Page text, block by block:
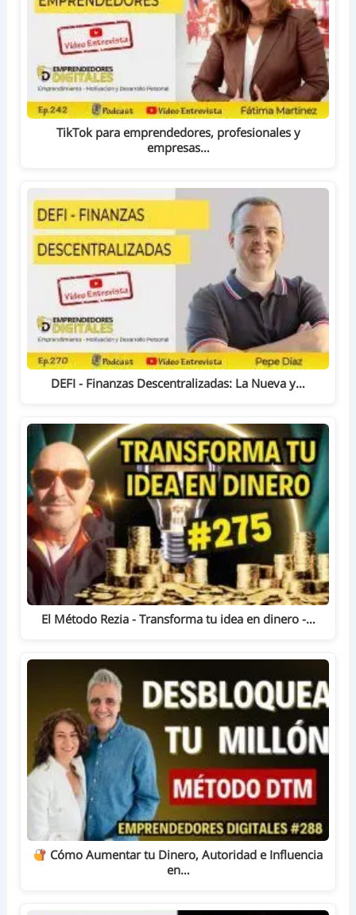
TikTok para emprendedores, profesionales y
empresas…
DEFI - Finanzas Descentralizadas: La Nueva y…
El Método Rezia - Transforma tu idea en dinero -…
Cómo Aumentar tu Dinero, Autoridad e Influencia
en…